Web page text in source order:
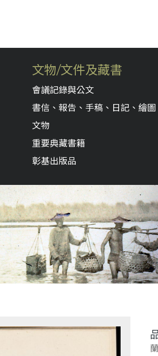
文物/文件及藏書
會議記錄與公文
書信、報告、手稿、日記、繪圖
文物
重要典藏書籍
彰基出版品